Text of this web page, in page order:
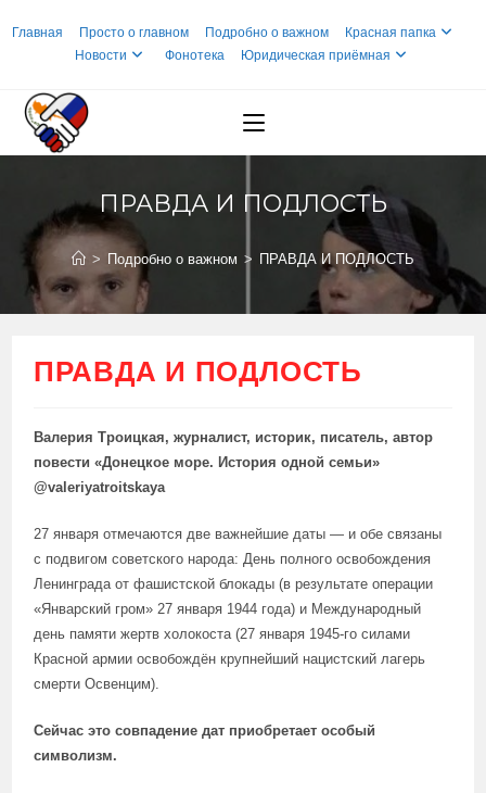
Главная Просто о главном Подробно о важном
Красная папка
Новости
Фонотека Юридическая приёмная
ПРАВДА И ПОДЛОСТЬ
> Подробно о важном > ПРАВДА И ПОДЛОСТЬ
ПРАВДА И ПОДЛОСТЬ
Валерия Троицкая, журналист, историк, писатель, автор
повести «Донецкое море. История одной семьи»
@valeriyatroitskaya
27 января отмечаются две важнейшие даты — и обе связаны
с подвигом советского народа: День полного освобождения
Ленинграда от фашистской блокады (в результате операции
«Январский гром» 27 января 1944 года) и Международный
день памяти жертв холокоста (27 января 1945-го силами
Красной армии освобождён крупнейший нацистский лагерь
смерти Освенцим).
Сейчас это совпадение дат приобретает особый
символизм.